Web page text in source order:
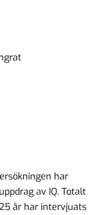
sex
ångrat
utnyttjad
har
av IQ. Totalt
år har intervjuats